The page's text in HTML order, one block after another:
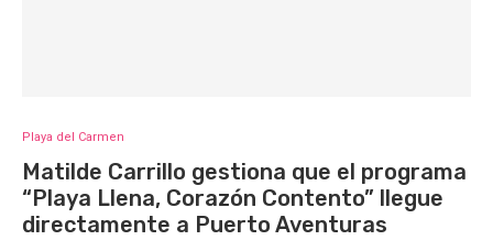
Playa del Carmen
Matilde Carrillo gestiona que el programa
“Playa Llena, Corazón Contento” llegue
directamente a Puerto Aventuras